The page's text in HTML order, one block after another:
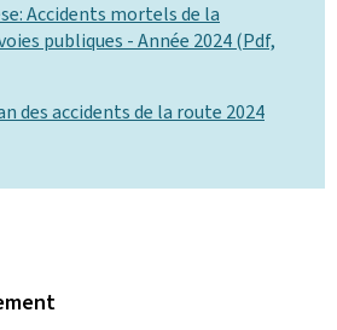
Accidents mortels de la
publiques - Année 2024 (Pdf,
des accidents de la route 2024